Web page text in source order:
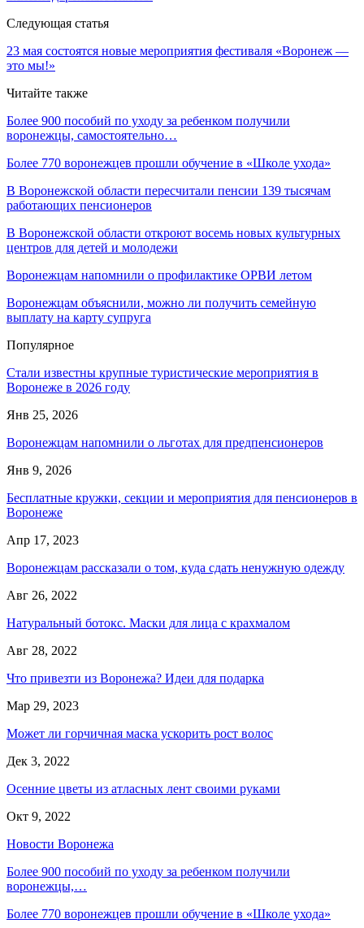
Следующая статья
23 мая состоятся новые мероприятия фестиваля «Воронеж —
это мы!»
Читайте также
Более 900 пособий по уходу за ребенком получили
воронежцы, самостоятельно…
Более 770 воронежцев прошли обучение в «Школе ухода»
В Воронежской области пересчитали пенсии 139 тысячам
работающих пенсионеров
В Воронежской области откроют восемь новых культурных
центров для детей и молодежи
Воронежцам напомнили о профилактике ОРВИ летом
Воронежцам объяснили, можно ли получить семейную
выплату на карту супруга
Популярное
Стали известны крупные туристические мероприятия в
Воронеже в 2026 году
Янв 25, 2026
Воронежцам напомнили о льготах для предпенсионеров
Янв 9, 2026
Бесплатные кружки, секции и мероприятия для пенсионеров в
Воронеже
Апр 17, 2023
Воронежцам рассказали о том, куда сдать ненужную одежду
Авг 26, 2022
Натуральный ботокс. Маски для лица с крахмалом
Авг 28, 2022
Что привезти из Воронежа? Идеи для подарка
Мар 29, 2023
Может ли горчичная маска ускорить рост волос
Дек 3, 2022
Осенние цветы из атласных лент своими руками
Окт 9, 2022
Новости Воронежа
Более 900 пособий по уходу за ребенком получили
воронежцы,…
Более 770 воронежцев прошли обучение в «Школе ухода»